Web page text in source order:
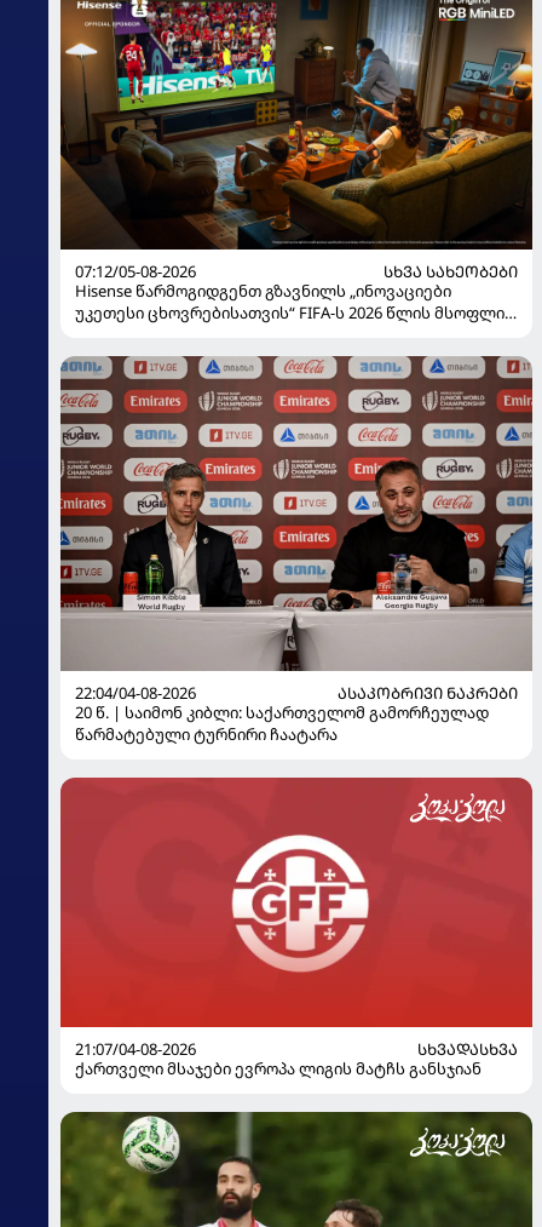
07:12/05-08-2026
ᲡᲮᲕᲐ ᲡᲐᲮᲔᲝᲑᲔᲑᲘ
Hisense წარმოგიდგენთ გზავნილს „ინოვაციები
უკეთესი ცხოვრებისათვის“ FIFA-ს 2026 წლის მსოფლიო
22:04/04-08-2026
ᲐᲡᲐᲙᲝᲑᲠᲘᲕᲘ ᲜᲐᲙᲠᲔᲑᲘ
20 წ. | საიმონ კიბლი: საქართველომ გამორჩეულად
წარმატებული ტურნირი ჩაატარა
21:07/04-08-2026
ᲡᲮᲕᲐᲓᲐᲡᲮᲕᲐ
ქართველი მსაჯები ევროპა ლიგის მატჩს განსჯიან